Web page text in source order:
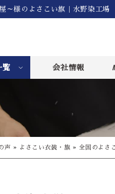
～様のよさこい旗｜水野染工場
覧 会社情報
声 » よさこい衣装・旗 » 全国のよさ